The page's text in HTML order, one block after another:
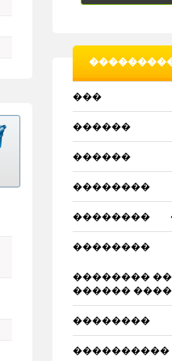
���
������
������
��������
��������
��������
��������
������
��������
����������